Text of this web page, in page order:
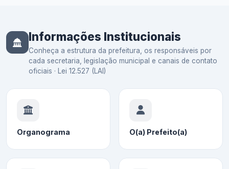
Informações Institucionais
Conheça a estrutura da prefeitura, os responsáveis por
cada secretaria, legislação municipal e canais de contato
oficiais · Lei 12.527 (LAI)
Organograma O(a) Prefeito(a)